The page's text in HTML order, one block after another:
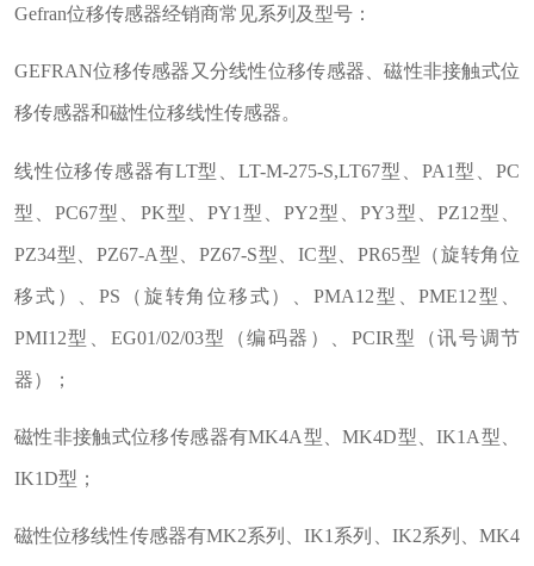
Gefran位移传感器经销商常见系列及型号：
GEFRAN位移传感器又分线性位移传感器、磁性非接触式位
移传感器和磁性位移线性传感器。
线性位移传感器有LT型、LT-M-275-S,LT67型、PA1型、PC
型、PC67型、PK型、PY1型、PY2型、PY3型、PZ12型、
PZ34型、PZ67-A型、PZ67-S型、IC型、PR65型（旋转角位
移式）、PS（旋转角位移式）、PMA12型、PME12型、
PMI12型、EG01/02/03型（编码器）、PCIR型（讯号调节
器）；
磁性非接触式位移传感器有MK4A型、MK4D型、IK1A型、
IK1D型；
磁性位移线性传感器有MK2系列、IK1系列、IK2系列、MK4